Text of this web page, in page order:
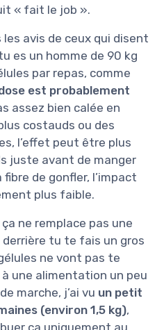
« fait le job ».
avis de ceux qui disent
es un homme de 90 kg
par repas, comme
est probablement
assez bien calée en
costauds ou des
l’effet peut être plus
juste avant de manger
de gonfler, l’impact
plus faible.
ne remplace pas une
tu te fais un gros
ne vont pas te
à une alimentation un peu
marche, j’ai vu un petit
(environ 1,5 kg),
ça uniquement au